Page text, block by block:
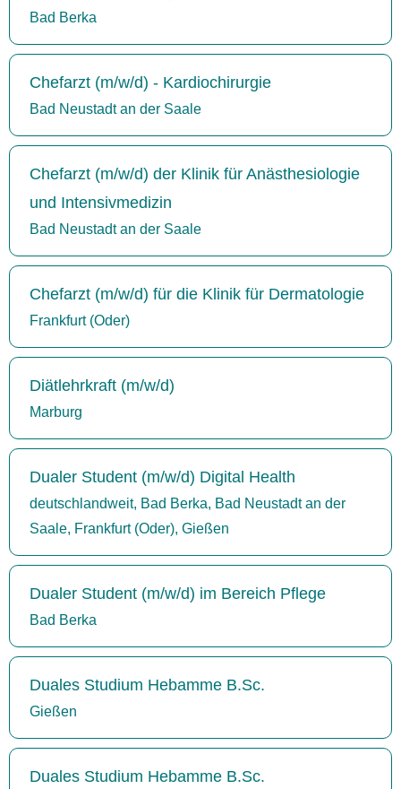
Bad Berka
Chefarzt (m/w/d) - Kardiochirurgie
Bad Neustadt an der Saale
Chefarzt (m/w/d) der Klinik für Anästhesiologie
und Intensivmedizin
Bad Neustadt an der Saale
Chefarzt (m/w/d) für die Klinik für Dermatologie
Frankfurt (Oder)
Diätlehrkraft (m/w/d)
Marburg
Dualer Student (m/w/d) Digital Health
deutschlandweit, Bad Berka, Bad Neustadt an der
Saale, Frankfurt (Oder), Gießen
Dualer Student (m/w/d) im Bereich Pflege
Bad Berka
Duales Studium Hebamme B.Sc.
Gießen
Duales Studium Hebamme B.Sc.